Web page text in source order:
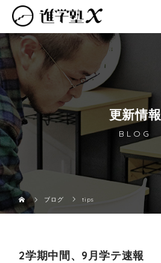
更新情報
BLOG
ブログ tips
2学期中間、9月学テ速報